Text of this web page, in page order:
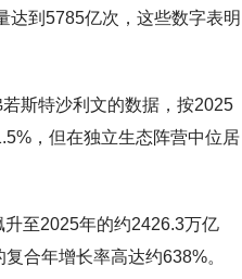
达到5785亿次，这些数字表明
斯特沙利文的数据，按2025
，但在独立生态阵营中位居
至2025年的约2426.3万亿
合年增长率高达约638%。